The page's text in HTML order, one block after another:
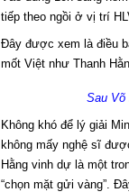
tiếp theo ngồi ở vị trí
Đây được xem là điều
mốt Việt như Thanh
Sau Võ
Không khó để lý giải
không mấy nghệ sĩ
Hằng vinh dự là một
“chọn mặt gửi vàng”.